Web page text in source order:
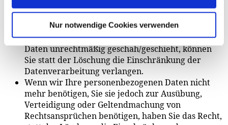
Nur notwendige Cookies verwenden
Verarbeitung Ihrer personenbezogenen Daten zu
verlangen.
Wenn die Verarbeitung Ihrer personenbezogenen
Daten unrechtmäßig geschah/geschieht, können
Sie statt der Löschung die Einschränkung der
Datenverarbeitung verlangen.
Wenn wir Ihre personenbezogenen Daten nicht
mehr benötigen, Sie sie jedoch zur Ausübung,
Verteidigung oder Geltendmachung von
Rechtsansprüchen benötigen, haben Sie das Recht,